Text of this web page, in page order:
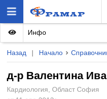
Назад | Начало
д-р Валентина
Кардиология, Област София
Инфо